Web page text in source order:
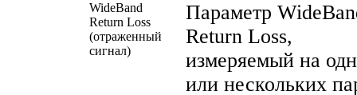
WideBand
Return Loss
(отраженный
сигнал)
Параметр
Return Loss,
измеряемый на
или нескольких